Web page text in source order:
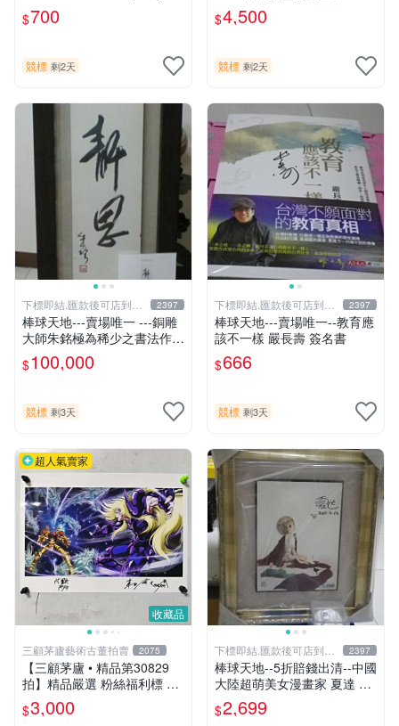
戰鬥野獸簽名盒卡
$700
競標 剩2天
national國際版官方收藏簽名
盒卡
$4,500
競標 剩2天
下標即結.匯款後可店到店
關於我
2397
棒球天地---賣場唯一 ---銅雕
大師朱銘極為稀少之書法作
品-----靜思.由慧眼藝廊出具
證明
$100,000
競標 剩3天
下標即結.匯款後可店到店
關於我
2397
棒球天地---賣場唯一--教育應
該不一樣 嚴長壽 簽名書
$666
競標 剩3天
收藏品
超人氣賣家
三顧茅廬藝術古董拍賣 2075
【三顧茅廬 • 精品第30829
拍】精品嚴選 粉絲福利標 日
本動漫大師 車田正美簽名照
片《聖鬥士星矢》！ 特惠起
$3,000
下標即結.匯款後可店到店
關於我
2397
棒球天地--5折賠錢出清--中國
大陸超萌美女漫畫家 夏達 限
量簽名立體框.字跡漂亮..不含
球
$2,699